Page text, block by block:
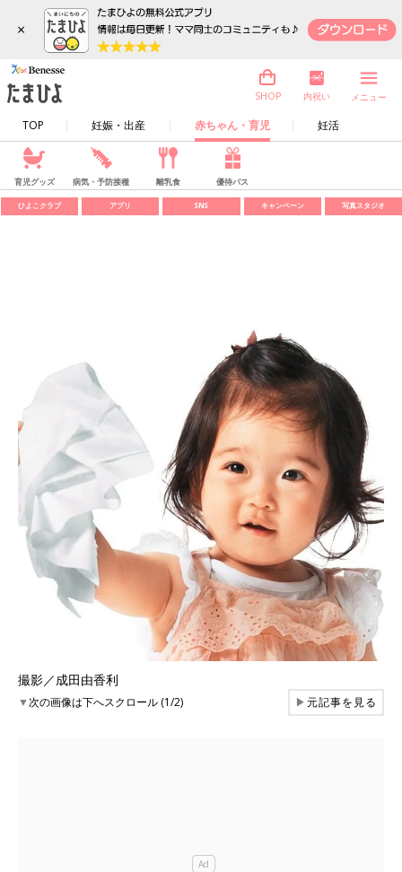
×
TOP 妊娠・出産 赤ちゃん・育児 妊活
SHOP 内祝い メニュー
育児グッズ 病気・予防接種 離乳食 優待パス
ひよこクラブ アプリ SNS キャンペーン 写真スタジオ
撮影／成田由香利
▼次の画像は下へスクロール (1/2) ▶元記事を見る